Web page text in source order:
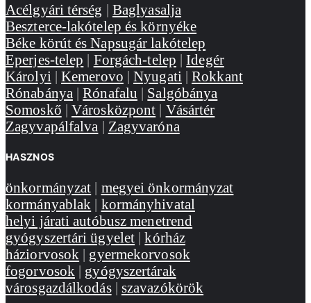
Acélgyári térség | Baglyasalja
Beszterce-lakótelep és környéke
Béke körút és Napsugár lakótelep
Eperjes-telep | Forgách-telep |Idegér
Károlyi |Kemerovo |Nyugati |Rokkant
Rónabánya |Rónafalu | Salgóbánya
Somoskő |Városközpont | Vásártér
Zagyvapálfalva | Zagyvaróna
HASZNOS
önkormányzat | megyei önkormányzat
kormányablak | kormányhivatal
helyi járati autóbusz menetrend
gyógyszertári ügyelet |kórház
háziorvosok | gyermekorvosok
fogorvosok | gyógyszertárak
városgazdálkodás| szavazókörök